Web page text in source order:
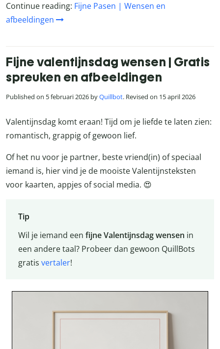
Continue reading: Fijne Pasen | Wensen en
afbeeldingen
Fijne valentijnsdag wensen | Gratis
spreuken en afbeeldingen
Published on 5 februari 2026 byQuillbot. Revised on 15 april 2026
Valentijnsdag komt eraan! Tijd om je liefde te laten zien:
romantisch, grappig of gewoon lief.
Of het nu voor je partner, beste vriend(in) of speciaal
iemand is, hier vind je de mooiste Valentijnsteksten
voor kaarten, appjes of social media. 😍
Tip
Wil je iemand een fijne Valentijnsdag wensen in
een andere taal? Probeer dan gewoon QuillBots
gratis vertaler!